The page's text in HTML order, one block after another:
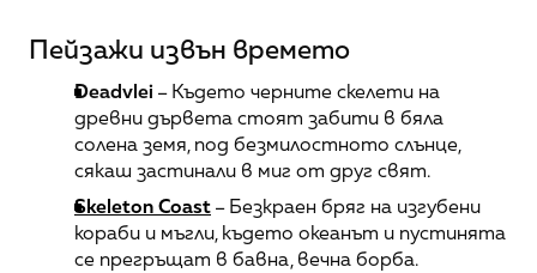
Пейзажи извън времето
Deadvlei – Където черните скелети на
древни дървета стоят забити в бяла
солена земя, под безмилостното слънце,
сякаш застинали в миг от друг свят.
Skeleton Coast – Безкраен бряг на изгубени
кораби и мъгли, където океанът и пустинята
се прегръщат в бавна, вечна борба.